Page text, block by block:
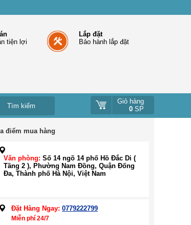
tiện lợi
Lắp đặt
Bảo hành lắp đặt
Giỏ hàng
0 SP
điểm mua hàng
Văn phòng: Số 14 ngõ 14 phố Hồ Đắc Di (
Tầng 2 ), Phường Nam Đồng, Quận Đống
Đa, Thành phố Hà Nội, Việt Nam
Đặt Hàng Ngay: 0779222799
Miễn phí 24/7